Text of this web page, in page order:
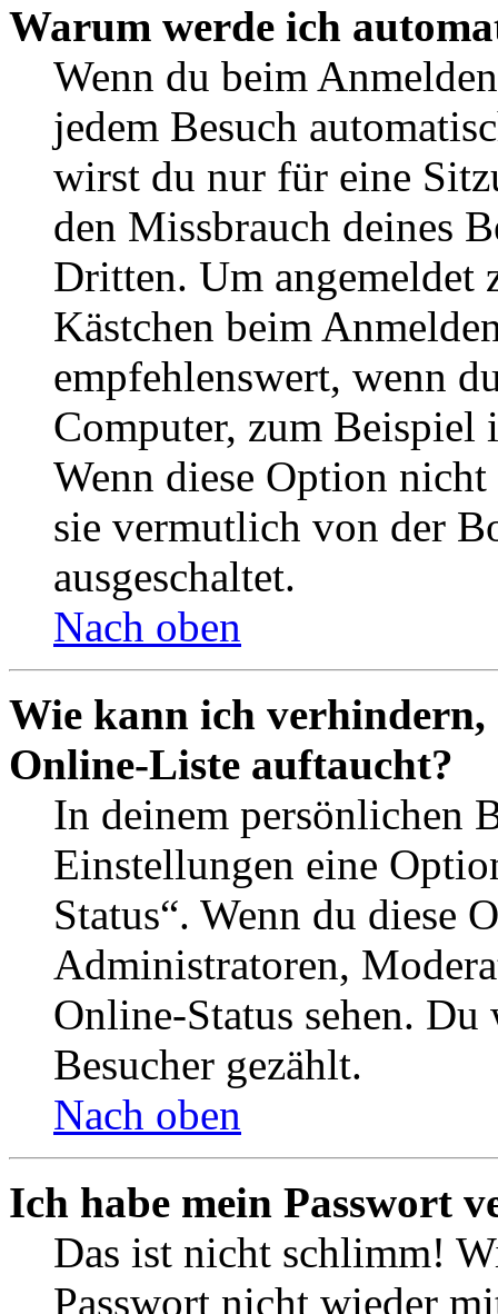
Warum werde ich
Wenn du beim
jedem Besuch
wirst du nur für eine
den Missbrauch deines
Dritten. Um angemeldet
Kästchen beim
empfehlenswert, wenn
Computer, zum Beispiel
Wenn diese Option
sie vermutlich von der
ausgeschaltet.
Nach oben
Wie kann ich verhindern,
Online-Liste auftaucht?
In deinem persönlichen
Einstellungen eine
Status“. Wenn du diese
Administratoren,
Online-Status sehen.
Besucher gezählt.
Nach oben
Ich habe mein Passwort
Das ist nicht schlimm!
Passwort nicht wieder